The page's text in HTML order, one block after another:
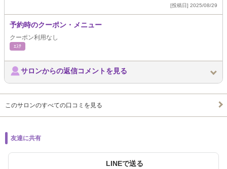
[投稿日] 2025/08/29
予約時のクーポン・メニュー
クーポン利用なし
ｴｽﾃ
サロンからの返信コメントを見る
このサロンのすべての口コミを見る
友達に共有
LINEで送る